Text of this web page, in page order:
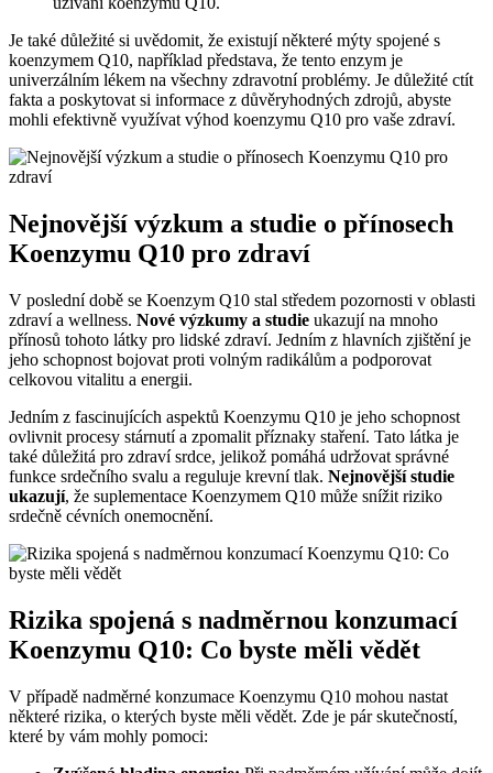
Je také důležité si uvědomit, že existují některé mýty spojené s
koenzymem Q10, například představa, že tento enzym je
univerzálním lékem na všechny zdravotní problémy. Je důležité ctít
fakta a poskytovat si informace z důvěryhodných zdrojů, abyste
mohli efektivně využívat výhod koenzymu Q10 pro vaše zdraví.
Nejnovější výzkum a studie o přínosech
Koenzymu Q10 pro zdraví
V poslední době se Koenzym Q10 stal středem pozornosti v oblasti
zdraví a wellness. Nové výzkumy a studie ukazují na mnoho
přínosů tohoto látky pro lidské zdraví. Jedním z hlavních zjištění je
jeho schopnost bojovat proti volným radikálům a podporovat
celkovou vitalitu a energii.
Jedním z fascinujících aspektů Koenzymu Q10 je jeho schopnost
ovlivnit procesy stárnutí a zpomalit příznaky staření. Tato látka je
také důležitá pro zdraví srdce, jelikož pomáhá udržovat správné
funkce srdečního svalu a reguluje krevní tlak. Nejnovější studie
ukazují, že suplementace Koenzymem Q10 může snížit riziko
srdečně cévních onemocnění.
Rizika spojená s nadměrnou konzumací
Koenzymu Q10: Co byste měli vědět
V případě nadměrné konzumace Koenzymu Q10 mohou nastat
některé rizika, o kterých byste měli vědět. Zde je pár skutečností,
které by vám mohly pomoci: